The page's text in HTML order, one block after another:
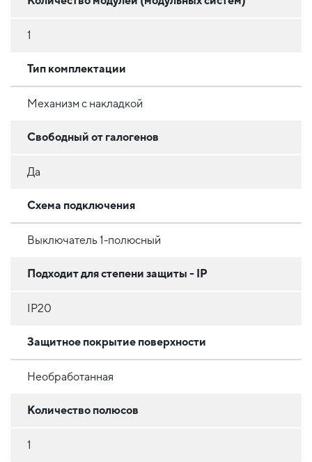
1
Тип комплектации
Механизм с накладкой
Свободный от галогенов
Да
Схема подключения
Выключатель 1-полюсный
Подходит для степени защиты - IP
IP20
Защитное покрытие поверхности
Необработанная
Количество полюсов
1